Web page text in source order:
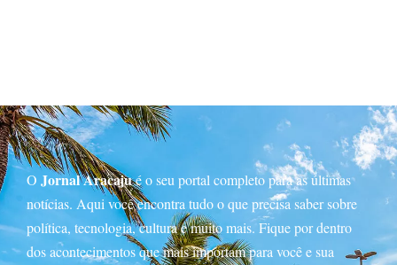
O Jornal Aracajué o seu portal completo para as últimas
notícias. Aqui você encontra tudo o que precisa saber sobre
política, tecnologia, cultura e muito mais. Fique por dentro
dos acontecimentos que mais importam para você e sua